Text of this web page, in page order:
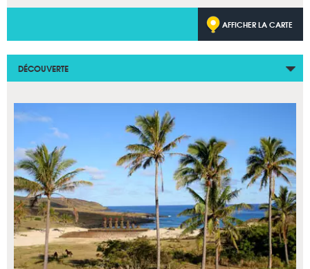
AFFICHER LA CARTE
DÉCOUVERTE